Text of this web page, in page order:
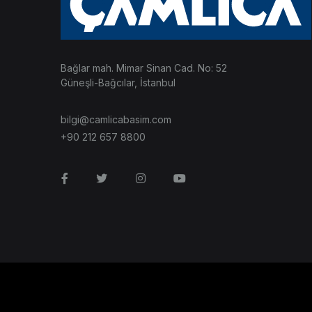
Bağlar mah. Mimar Sinan Cad. No: 52
Güneşli-Bağcılar, İstanbul
bilgi@camlicabasim.com
+90 212 657 8800
FacebookTwitterInstagramYoutube